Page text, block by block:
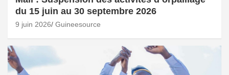
du 15 juin au 30 septembre 2026
9 juin 2026 Guineesource